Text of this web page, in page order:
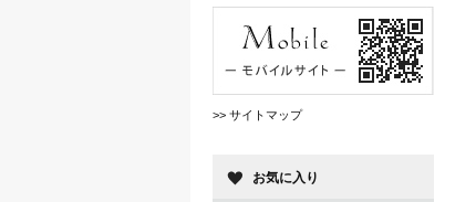
>> サイトマップ
お気に入り